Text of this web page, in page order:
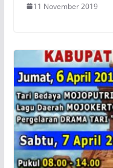
11 November 2019